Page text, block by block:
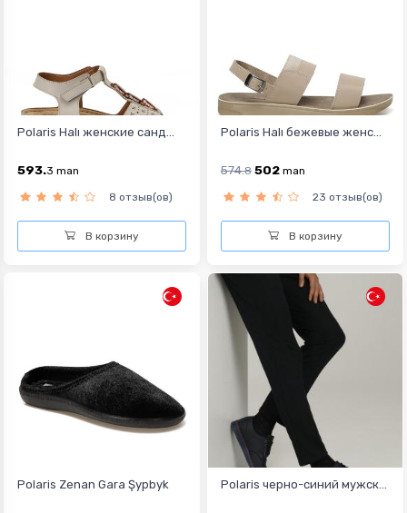
Polaris Halı женские санд...
593.3 man
8 отзыв(ов)
В корзину
Polaris Halı бежевые женс...
574.8 502 man
23 отзыв(ов)
В корзину
Polaris Zenan Gara Şypbyk Polaris черно-синий мужск...